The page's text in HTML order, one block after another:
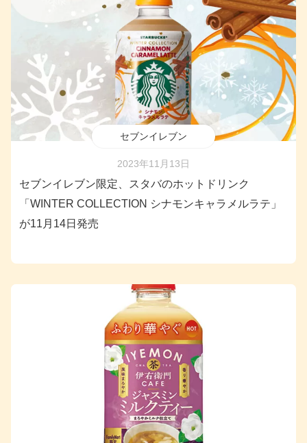
セブンイレブン
2023年11月13日
セブンイレブン限定、スタバのホットドリンク
「WINTER COLLECTION シナモンキャラメルラテ」
が11月14日発売